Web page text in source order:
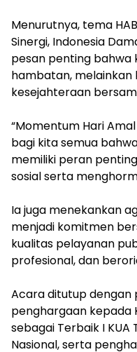
‎Menurutnya, tema
Sinergi, Indonesia
pesan penting
hambatan, melainkan
kesejahteraan
‎“Momentum Hari
bagi kita semua
memiliki peran
sosial serta
‎Ia juga menekankan
menjadi komitmen
kualitas pelayanan
profesional, dan
‎Acara ditutup dengan
penghargaan kepada
sebagai Terbaik I
Nasional, serta